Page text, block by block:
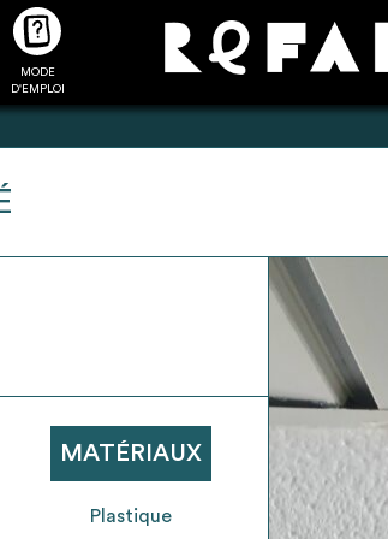
MODE
D'EMPLOI
Ajouter les matériaux
ma liste
Transmettre sa liste de
manifestation d'intérêt pour
les matériaux sélectionnés
MATÉRIAUX
Plastique